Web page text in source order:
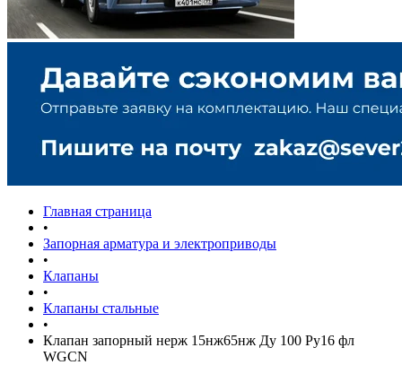
Главная страница
•
Запорная арматура и электроприводы
•
Клапаны
•
Клапаны стальные
•
Клапан запорный нерж 15нж65нж Ду 100 Ру16 фл
WGCN